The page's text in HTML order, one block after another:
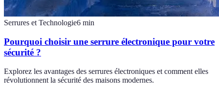
Serrures et Technologie6 min
Pourquoi choisir une serrure électronique pour votre
sécurité ?
Explorez les avantages des serrures électroniques et comment elles
révolutionnent la sécurité des maisons modernes.